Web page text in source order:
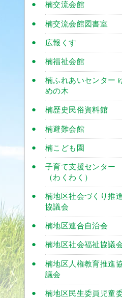
楠交流会館
楠交流会館図書室
広報くす
楠福祉会館
楠ふれあいセンター
めの木
楠歴史民俗資料館
楠避難会館
楠こども園
子育て支援センター
（わくわく）
楠地区社会づくり推
協議会
楠地区連合自治会
楠地区社会福祉協議
楠地区人権教育推進
議会
楠地区民生委員児童